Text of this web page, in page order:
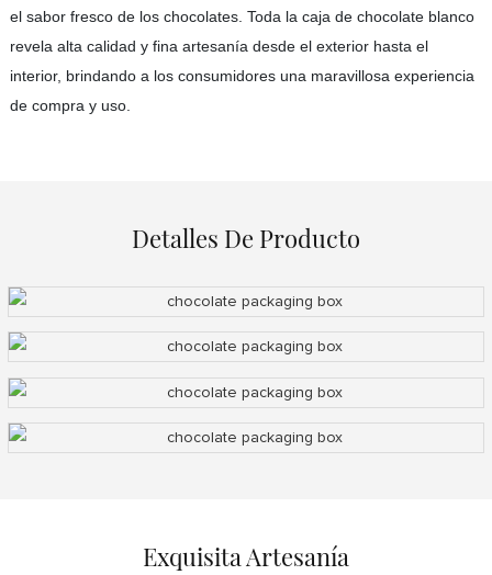
el sabor fresco de los chocolates. Toda la caja de chocolate blanco
revela alta calidad y fina artesanía desde el exterior hasta el
interior, brindando a los consumidores una maravillosa experiencia
de compra y uso.
Detalles De Producto
Exquisita Artesanía